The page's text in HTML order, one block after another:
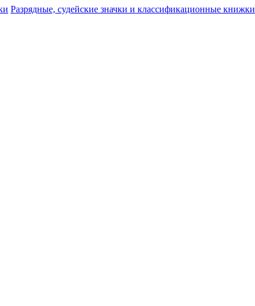
Разрядные, судейские значки и классификационные книжки